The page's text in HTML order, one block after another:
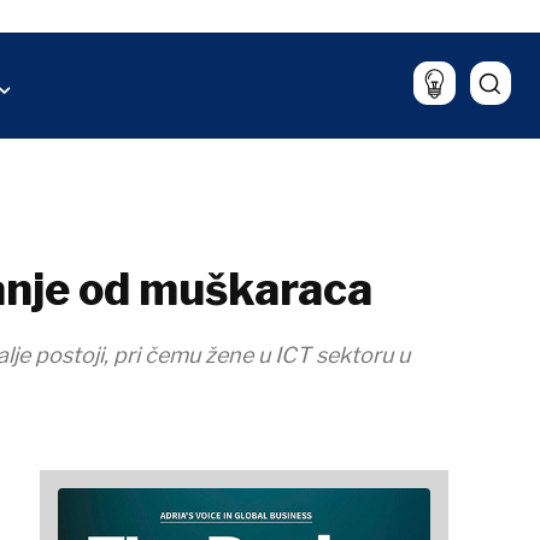
Lifestyle
od muškaraca
postoji, pri čemu žene u ICT sektoru u